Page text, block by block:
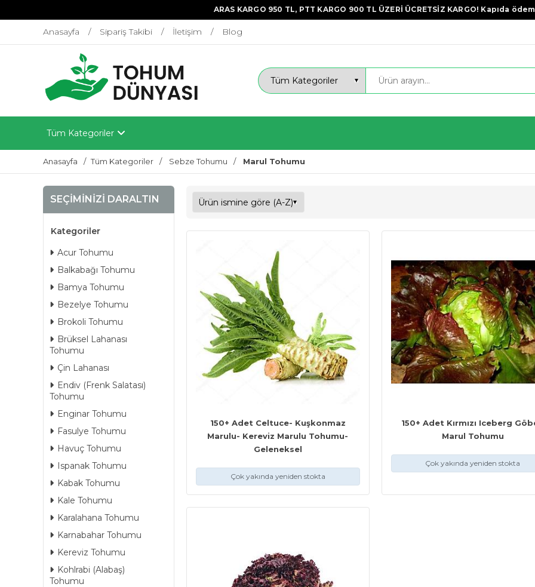
ARAS KARGO 950 TL, PTT KARGO 900 TL ÜZERİ ÜCRETSİZ KARGO! Kapıda
Anasayfa Sipariş Takibi İletişim Blog
Tüm Kategoriler
Anasayfa Tüm Kategoriler Sebze Tohumu Marul Tohumu
SEÇIMINIZI DARALTIN
Kategoriler
Acur Tohumu
Balkabağı Tohumu
Bamya Tohumu
Bezelye Tohumu
Brokoli Tohumu
Brüksel Lahanası
Tohumu
Çin Lahanası
Endiv (Frenk Salatası)
Tohumu
Enginar Tohumu
Fasulye Tohumu
Havuç Tohumu
Ispanak Tohumu
Kabak Tohumu
Kale Tohumu
Karalahana Tohumu
Karnabahar Tohumu
Kereviz Tohumu
Kohlrabi (Alabaş)
Tohumu
150+ Adet Celtuce- Kuşkonmaz
Marulu- Kereviz Marulu Tohumu-
Geleneksel
Çok yakında yeniden stokta
150+ Adet Kırmızı Iceberg
Marul Tohumu
Çok yakında yeniden stokta